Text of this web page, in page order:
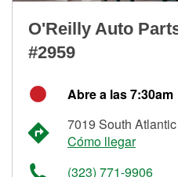
O'Reilly Auto
#2959
Abre a las 7:30am
7019 South
Cómo llegar
(323) 771-9906